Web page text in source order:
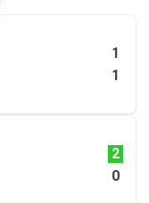
1
1
2
0